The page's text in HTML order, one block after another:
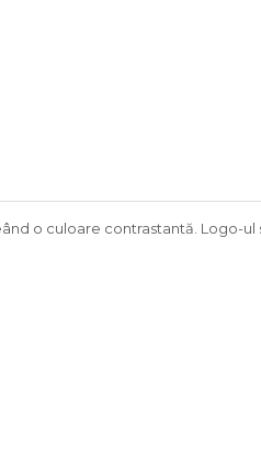
o culoare contrastantă. Logo-ul